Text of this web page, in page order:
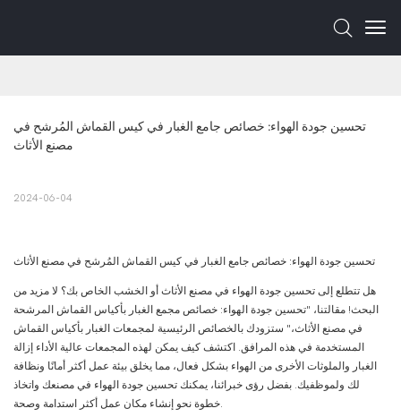
تحسين جودة الهواء: خصائص جامع الغبار في كيس القماش المُرشح في
مصنع الأثاث
2024-06-04
تحسين جودة الهواء: خصائص جامع الغبار في كيس القماش المُرشح في مصنع الأثاث
هل تتطلع إلى تحسين جودة الهواء في مصنع الأثاث أو الخشب الخاص بك؟ لا مزيد من
البحث! مقالتنا، "تحسين جودة الهواء: خصائص مجمع الغبار بأكياس القماش المرشحة
في مصنع الأثاث،" ستزودك بالخصائص الرئيسية لمجمعات الغبار بأكياس القماش
المستخدمة في هذه المرافق. اكتشف كيف يمكن لهذه المجمعات عالية الأداء إزالة
الغبار والملوثات الأخرى من الهواء بشكل فعال، مما يخلق بيئة عمل أكثر أمانًا ونظافة
لك ولموظفيك. بفضل رؤى خبرائنا، يمكنك تحسين جودة الهواء في مصنعك واتخاذ
خطوة نحو إنشاء مكان عمل أكثر استدامة وصحة.